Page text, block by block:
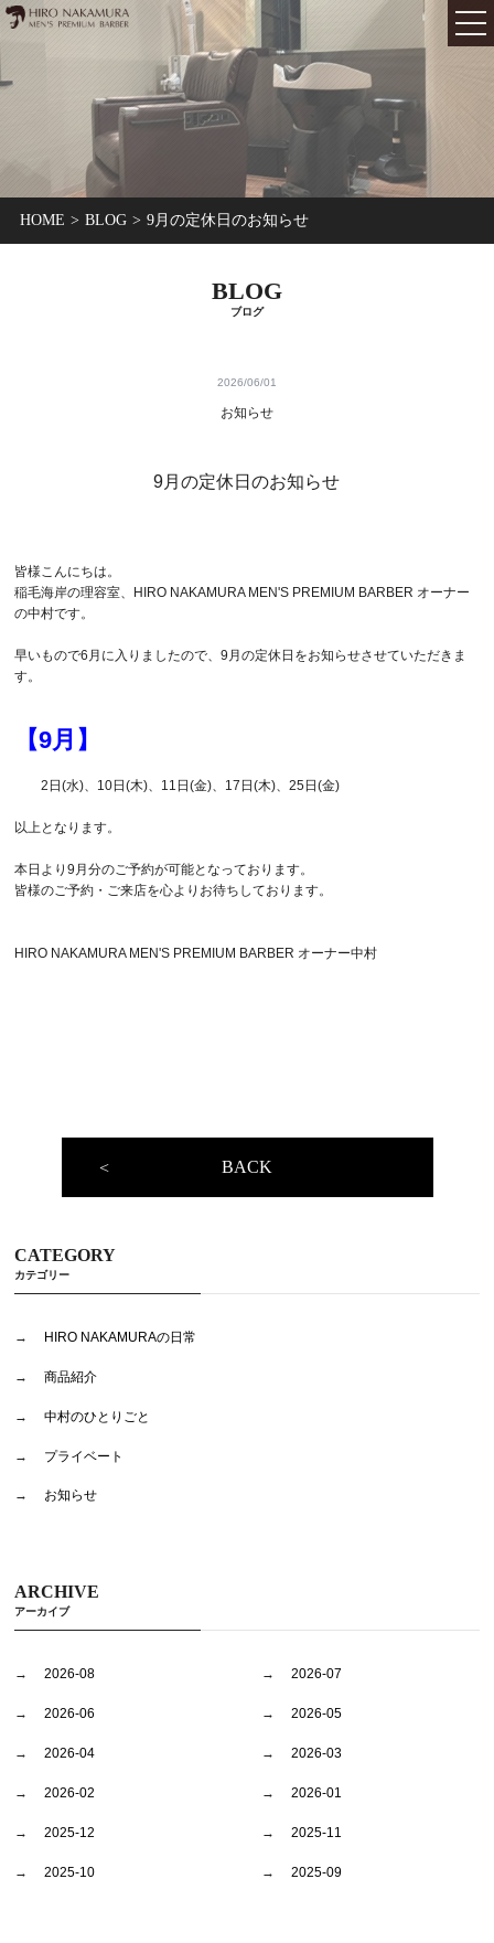
サロンインフォ
STYLE GALLERY
STAFFスタッフ
ESTHEフェイシャルエステ
Q＆A よくある質問
HOME BLOG 9月の定休日のお知らせ
BLOG
ブログ
2026/06/01
お知らせ
9月の定休日のお知らせ
皆様こんにちは。
稲毛海岸の理容室、HIRO NAKAMURA MEN'S PREMIUM BARBER オーナー
の中村です。
早いもので6月に入りましたので、9月の定休日をお知らせさせていただきま
す。
【9月】
2日(水)、10日(木)、11日(金)、17日(木)、25日(金)
以上となります。
本日より9月分のご予約が可能となっております。
皆様のご予約・ご来店を心よりお待ちしております。
HIRO NAKAMURA MEN'S PREMIUM BARBER オーナー中村
BACK
CATEGORY
カテゴリー
HIRO NAKAMURAの日常
商品紹介
中村のひとりごと
プライベート
お知らせ
ARCHIVE
アーカイブ
2026-08 2026-07
2026-06 2026-05
2026-04 2026-03
2026-02 2026-01
2025-12 2025-11
2025-10 2025-09